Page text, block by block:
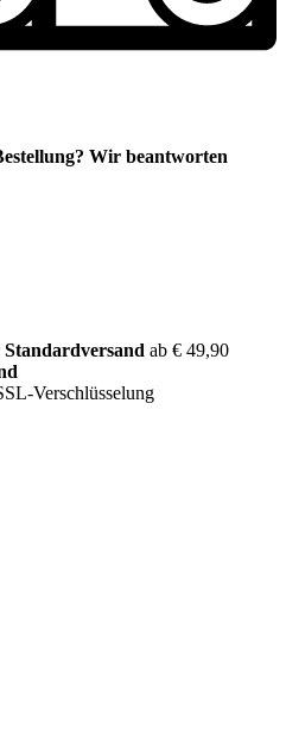
Wir beantworten
ab € 49,90
Verschlüsselung